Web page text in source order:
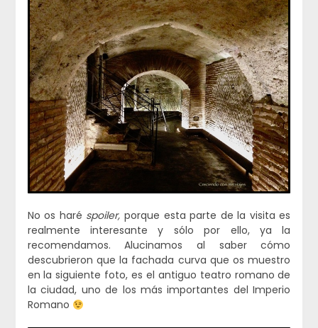
No os haré spoiler, porque esta parte de la visita es
realmente interesante y sólo por ello, ya la
recomendamos. Alucinamos al saber cómo
descubrieron que la fachada curva que os muestro
en la siguiente foto, es el antiguo teatro romano de
la ciudad, uno de los más importantes del Imperio
Romano